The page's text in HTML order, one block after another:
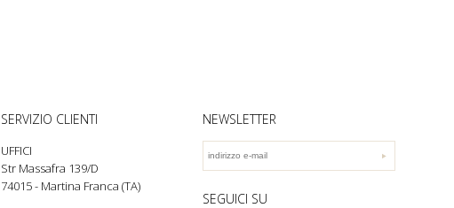
SERVIZIO CLIENTI
UFFICI
Str Massafra 139/D
74015 - Martina Franca (TA)
NEWSLETTER
SEGUICI SU